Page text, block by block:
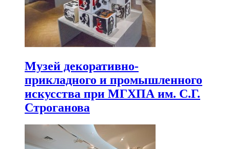
Музей декоративно-
прикладного и промышленного
искусства при МГХПА им. С.Г.
Строганова